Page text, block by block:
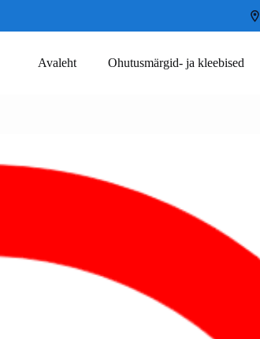
Avaleht Ohutusmärgid- ja kleebised